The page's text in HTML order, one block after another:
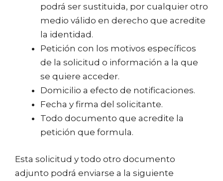
podrá ser sustituida, por cualquier otro
medio válido en derecho que acredite
la identidad.
Petición con los motivos específicos
de la solicitud o información a la que
se quiere acceder.
Domicilio a efecto de notificaciones.
Fecha y firma del solicitante.
Todo documento que acredite la
petición que formula.
Esta solicitud y todo otro documento
adjunto podrá enviarse a la siguiente